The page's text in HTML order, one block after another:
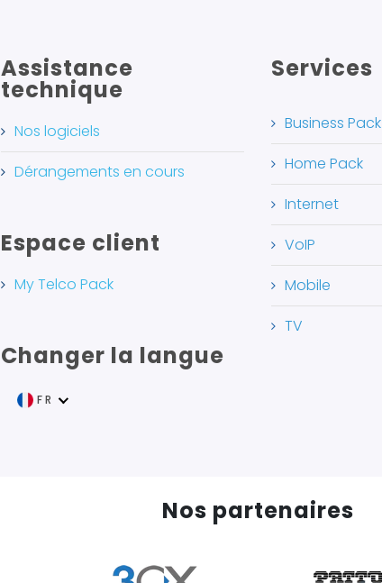
Assistance
technique
Nos logiciels
Dérangements en cours
Espace client
My Telco Pack
Changer la langue
FR
Services
Business Pack
Home Pack
Internet
VoIP
Mobile
TV
Nos partenaires